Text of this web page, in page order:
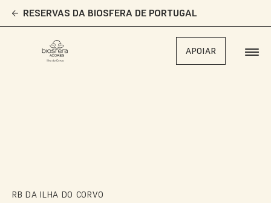
RESERVAS DA BIOSFERA DE PORTUGAL
APOIAR
RB DA ILHA DO CORVO